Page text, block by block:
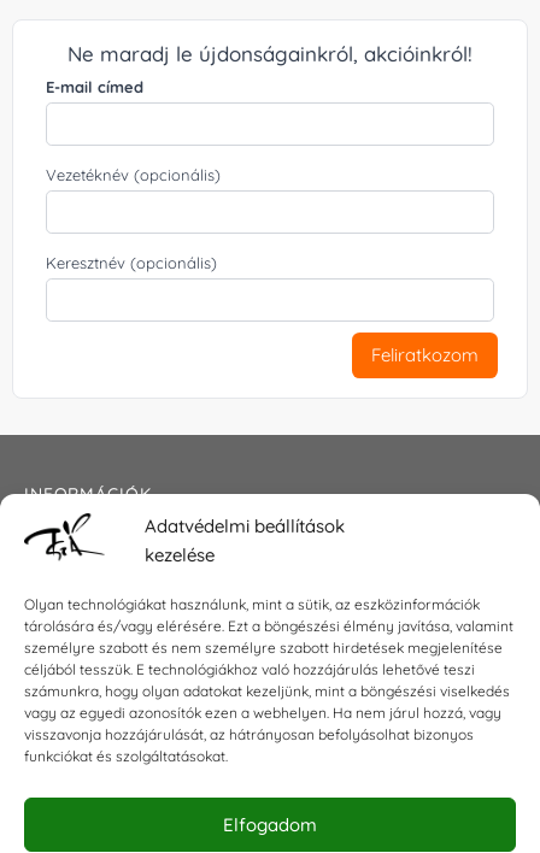
Adatvédelmi beállítások
kezelése
Olyan technológiákat használunk, mint a sütik, az eszközinformációk
tárolására és/vagy elérésére. Ezt a böngészési élmény javítása, valamint
személyre szabott és nem személyre szabott hirdetések megjelenítése
céljából tesszük. E technológiákhoz való hozzájárulás lehetővé teszi
számunkra, hogy olyan adatokat kezeljünk, mint a böngészési viselkedés
vagy az egyedi azonosítók ezen a webhelyen. Ha nem járul hozzá, vagy
visszavonja hozzájárulását, az hátrányosan befolyásolhat bizonyos
funkciókat és szolgáltatásokat.
Elfogadom
Ne maradj le újdonságainkról, akcióinkról!
E-mail címed
Vezetéknév (opcionális)
Keresztnév (opcionális)
Feliratkozom
INFORMÁCIÓK
Általános szerződési feltételek
Impresszum
KAPCSOLAT
E-mail:shop@torokszilvi.com
Telefon: +36 30 6767872
KÖZÖSSÉGI